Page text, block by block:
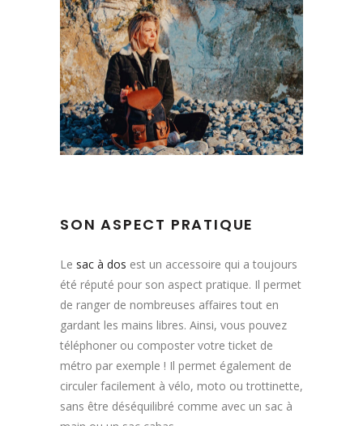
SON ASPECT PRATIQUE
Le sac à dos est un accessoire qui a toujours
été réputé pour son aspect pratique. Il permet
de ranger de nombreuses affaires tout en
gardant les mains libres. Ainsi, vous pouvez
téléphoner ou composter votre ticket de
métro par exemple ! Il permet également de
circuler facilement à vélo, moto ou trottinette,
sans être déséquilibré comme avec un sac à